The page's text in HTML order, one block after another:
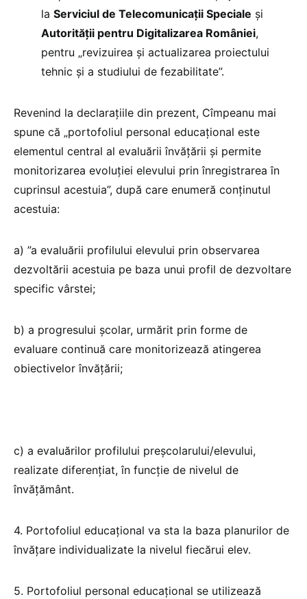
la Serviciul de Telecomunicații Speciale și
Autorității pentru Digitalizarea României,
pentru „revizuirea și actualizarea proiectului
tehnic și a studiului de fezabilitate”.
Revenind la declarațiile din prezent, Cîmpeanu mai
spune că „portofoliul personal educațional este
elementul central al evaluării învățării și permite
monitorizarea evoluției elevului prin înregistrarea în
cuprinsul acestuia”, după care enumeră conținutul
acestuia:
a) ”a evaluării profilului elevului prin observarea
dezvoltării acestuia pe baza unui profil de dezvoltare
specific vârstei;
b) a progresului școlar, urmărit prin forme de
evaluare continuă care monitorizează atingerea
obiectivelor învățării;
c) a evaluărilor profilului preșcolarului/elevului,
realizate diferențiat, în funcție de nivelul de
învățământ.
4. Portofoliul educațional va sta la baza planurilor de
învățare individualizate la nivelul fiecărui elev.
5. Portofoliul personal educațional se utilizează